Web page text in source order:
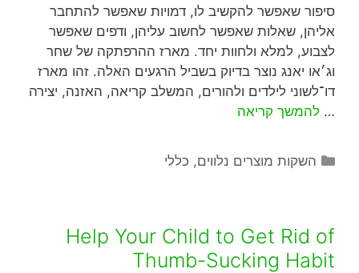
סיפור שאפשר להקשיב לו, דמויות שאפשר להתחבר
אליהן, שאלות שאפשר לחשוב עליהן, ודפים שאפשר
לצבוע, למלא ולחוות יחד. מארז ההרפתקה של שחר
וג׳או יאנג נוצר בדיוק בשביל הרגעים האלה. זהו מארז
דו־לשוני לילדים ולהורים, המשלב קריאה, האזנה, יצירה
… להמשך קריאה
השקות מוצרים נלווים, כללי
Help Your Child to Get Rid of
Thumb-Sucking Habit